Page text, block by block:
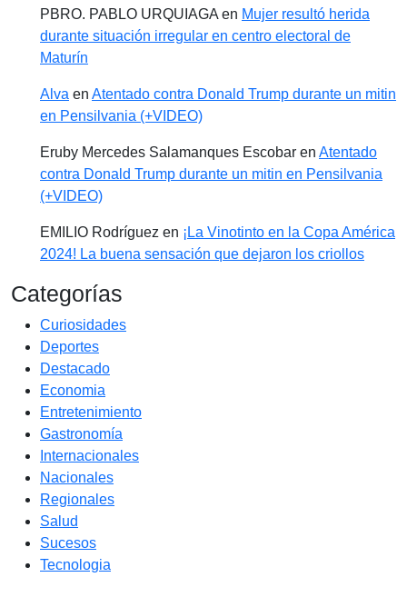
PBRO. PABLO URQUIAGA en Mujer resultó herida
durante situación irregular en centro electoral de
Maturín
Alva en Atentado contra Donald Trump durante un mitin
en Pensilvania (+VIDEO)
Eruby Mercedes Salamanques Escobar en Atentado
contra Donald Trump durante un mitin en Pensilvania
(+VIDEO)
EMILIO Rodríguez en ¡La Vinotinto en la Copa América
2024! La buena sensación que dejaron los criollos
Categorías
Curiosidades
Deportes
Destacado
Economia
Entretenimiento
Gastronomía
Internacionales
Nacionales
Regionales
Salud
Sucesos
Tecnologia